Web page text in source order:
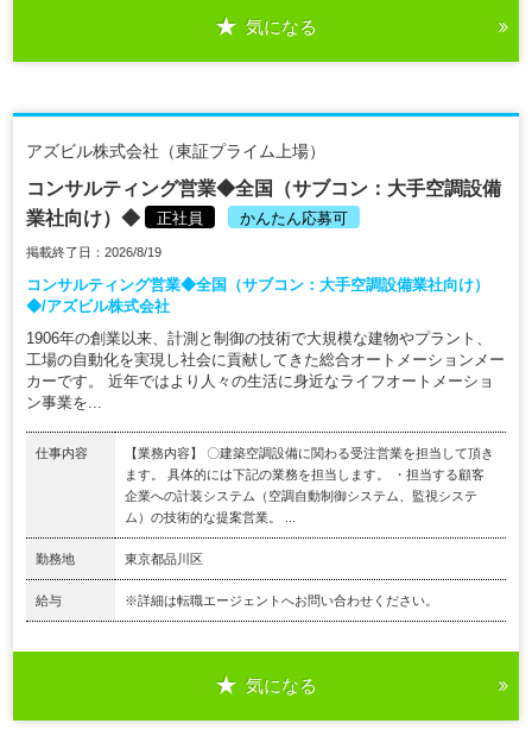
気になる
アズビル株式会社（東証プライム上場）
コンサルティング営業◆全国（サブコン：大手空調設備
業社向け）◆
正社員 かんたん応募可
掲載終了日：2026/8/19
コンサルティング営業◆全国（サブコン：大手空調設備業社向け）
◆/アズビル株式会社
1906年の創業以来、計測と制御の技術で大規模な建物やプラント、
工場の自動化を実現し社会に貢献してきた総合オートメーションメー
カーです。 近年ではより人々の生活に身近なライフオートメーショ
ン事業を...
仕事内容
【業務内容】 〇建築空調設備に関わる受注営業を担当して頂き
ます。 具体的には下記の業務を担当します。 ・担当する顧客
企業への計装システム（空調自動制御システム、監視システ
ム）の技術的な提案営業。 ...
勤務地 東京都品川区
給与 ※詳細は転職エージェントへお問い合わせください。
気になる